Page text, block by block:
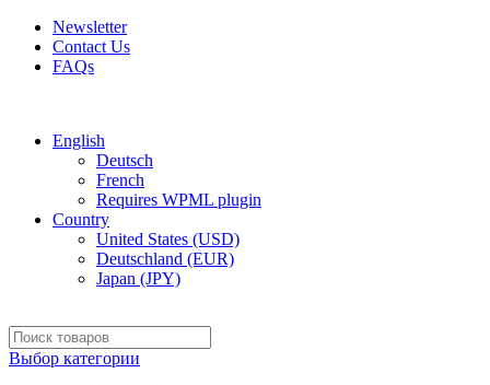
Newsletter
Contact Us
FAQs
English
Deutsch
French
Requires WPML plugin
Country
United States (USD)
Deutschland (EUR)
Japan (JPY)
Выбор категории